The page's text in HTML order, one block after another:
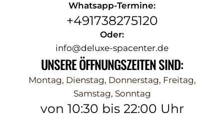
Whatsapp-Termine:
+491738275120
Oder:
info@deluxe-spacenter.de
UNSERE ÖFFNUNGSZEITEN SIND:
Montag, Dienstag, Donnerstag, Freitag,
Samstag, Sonntag
von 10:30 bis 22:00 Uhr